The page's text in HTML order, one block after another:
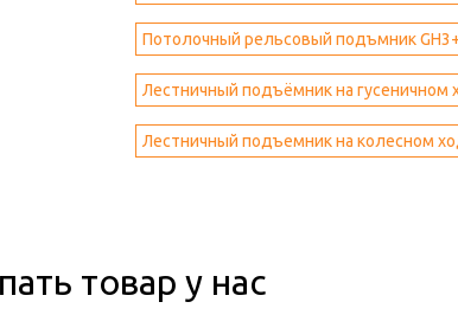
Потолочный рельсовый подъмник GH3+
Лестничный подъёмник на гусеничном
Лестничный подъемник на колесном
товар у нас